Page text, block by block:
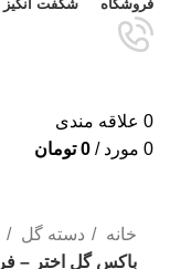
فروشگاه شگفت انگیز
0 علاقه مندی
0 مورد /
0 تومان
خانه
دسته گل
باکس گل اختر –